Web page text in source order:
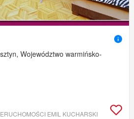
Województwo warmińsko-
EMIL KUCHARSKI